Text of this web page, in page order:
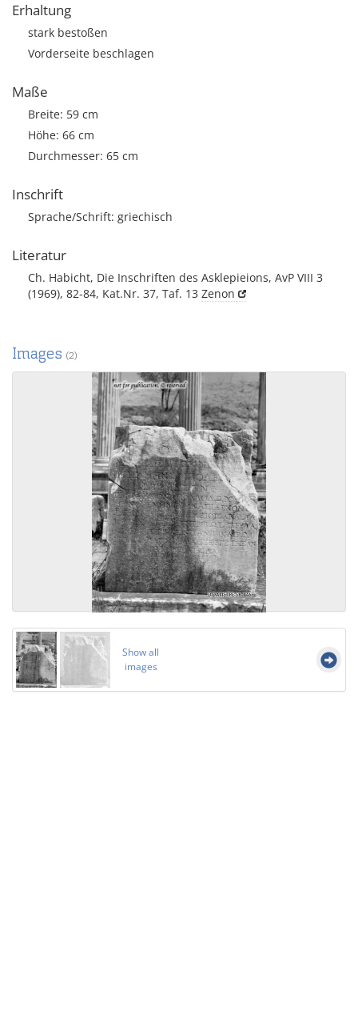
Erhaltung
stark bestoßen
Vorderseite beschlagen
Maße
Breite: 59 cm
Höhe: 66 cm
Durchmesser: 65 cm
Inschrift
Sprache/Schrift: griechisch
Literatur
Ch. Habicht, Die Inschriften des Asklepieions, AvP VIII 3
(1969), 82-84, Kat.Nr. 37, Taf. 13 Zenon
Images (2)
Show all
images